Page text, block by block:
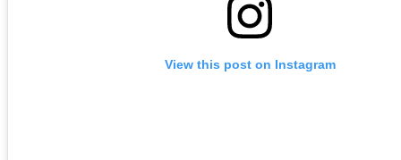
View this post on Instagram